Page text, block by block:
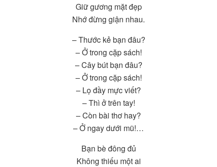
Giữ gương mặt đẹp
Nhớ đừng giận nhau.
– Thước kẻ bạn đâu?
– Ở trong cặp sách!
– Cây bút bạn đâu?
– Ở trong cặp sách!
– Lọ đầy mực viết?
– Thì ở trên tay!
– Còn bài thơ hay?
– Ở ngay dưới mũ!…
Bạn bè đông đủ
Không thiếu một ai